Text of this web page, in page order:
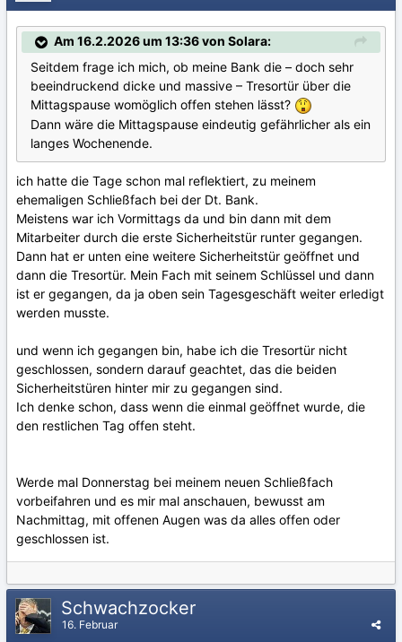
Am 16.2.2026 um 13:36 von Solara:
Seitdem frage ich mich, ob meine Bank die – doch sehr
beeindruckend dicke und massive – Tresortür über die
Mittagspause womöglich offen stehen lässt?
Dann wäre die Mittagspause eindeutig gefährlicher als ein
langes Wochenende.
ich hatte die Tage schon mal reflektiert, zu meinem
ehemaligen Schließfach bei der Dt. Bank.
Meistens war ich Vormittags da und bin dann mit dem
Mitarbeiter durch die erste Sicherheitstür runter gegangen.
Dann hat er unten eine weitere Sicherheitstür geöffnet und
dann die Tresortür. Mein Fach mit seinem Schlüssel und dann
ist er gegangen, da ja oben sein Tagesgeschäft weiter erledigt
werden musste.
und wenn ich gegangen bin, habe ich die Tresortür nicht
geschlossen, sondern darauf geachtet, das die beiden
Sicherheitstüren hinter mir zu gegangen sind.
Ich denke schon, dass wenn die einmal geöffnet wurde, die
den restlichen Tag offen steht.
Werde mal Donnerstag bei meinem neuen Schließfach
vorbeifahren und es mir mal anschauen, bewusst am
Nachmittag, mit offenen Augen was da alles offen oder
geschlossen ist.
Schwachzocker
16. Februar